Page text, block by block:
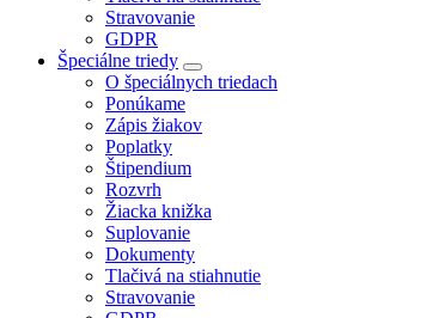
Stravovanie
GDPR
Špeciálne triedy
O špeciálnych triedach
Ponúkame
Zápis žiakov
Poplatky
Štipendium
Rozvrh
Žiacka knižka
Suplovanie
Dokumenty
Tlačivá na stiahnutie
Stravovanie